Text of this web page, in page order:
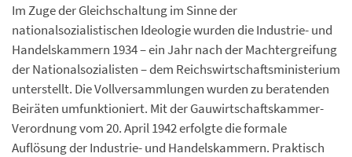
Im Zuge der Gleichschaltung im Sinne der
nationalsozialistischen Ideologie wurden die Industrie- und
Handelskammern 1934 – ein Jahr nach der Machtergreifung
der Nationalsozialisten – dem Reichswirtschaftsministerium
unterstellt. Die Vollversammlungen wurden zu beratenden
Beiräten umfunktioniert. Mit der Gauwirtschaftskammer-
Verordnung vom 20. April 1942 erfolgte die formale
Auflösung der Industrie- und Handelskammern. Praktisch